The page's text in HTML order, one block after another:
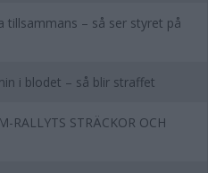
tillsammans – så ser styret på
i blodet – så blir straffet
RALLYTS STRÄCKOR OCH